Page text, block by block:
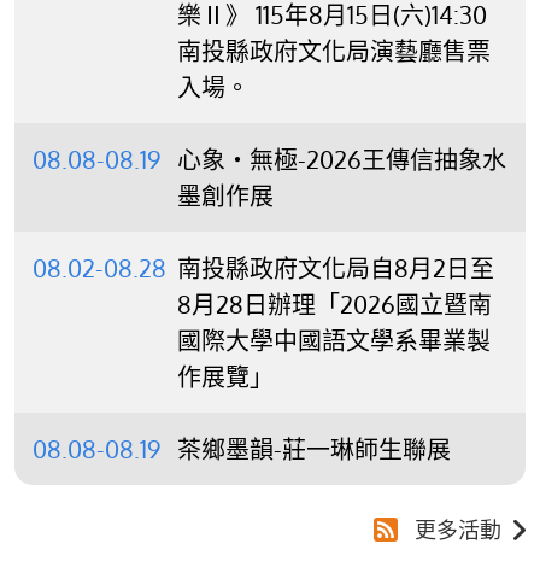
樂Ⅱ》 115年8月15日(六)14:30
南投縣政府文化局演藝廳售票
入場。
08.08-08.19 心象‧無極-2026王傳信抽象水
墨創作展
08.02-08.28 南投縣政府文化局自8月2日至
8月28日辦理「2026國立暨南
國際大學中國語文學系畢業製
作展覽」
08.08-08.19 茶鄉墨韻-莊一琳師生聯展
更多活動